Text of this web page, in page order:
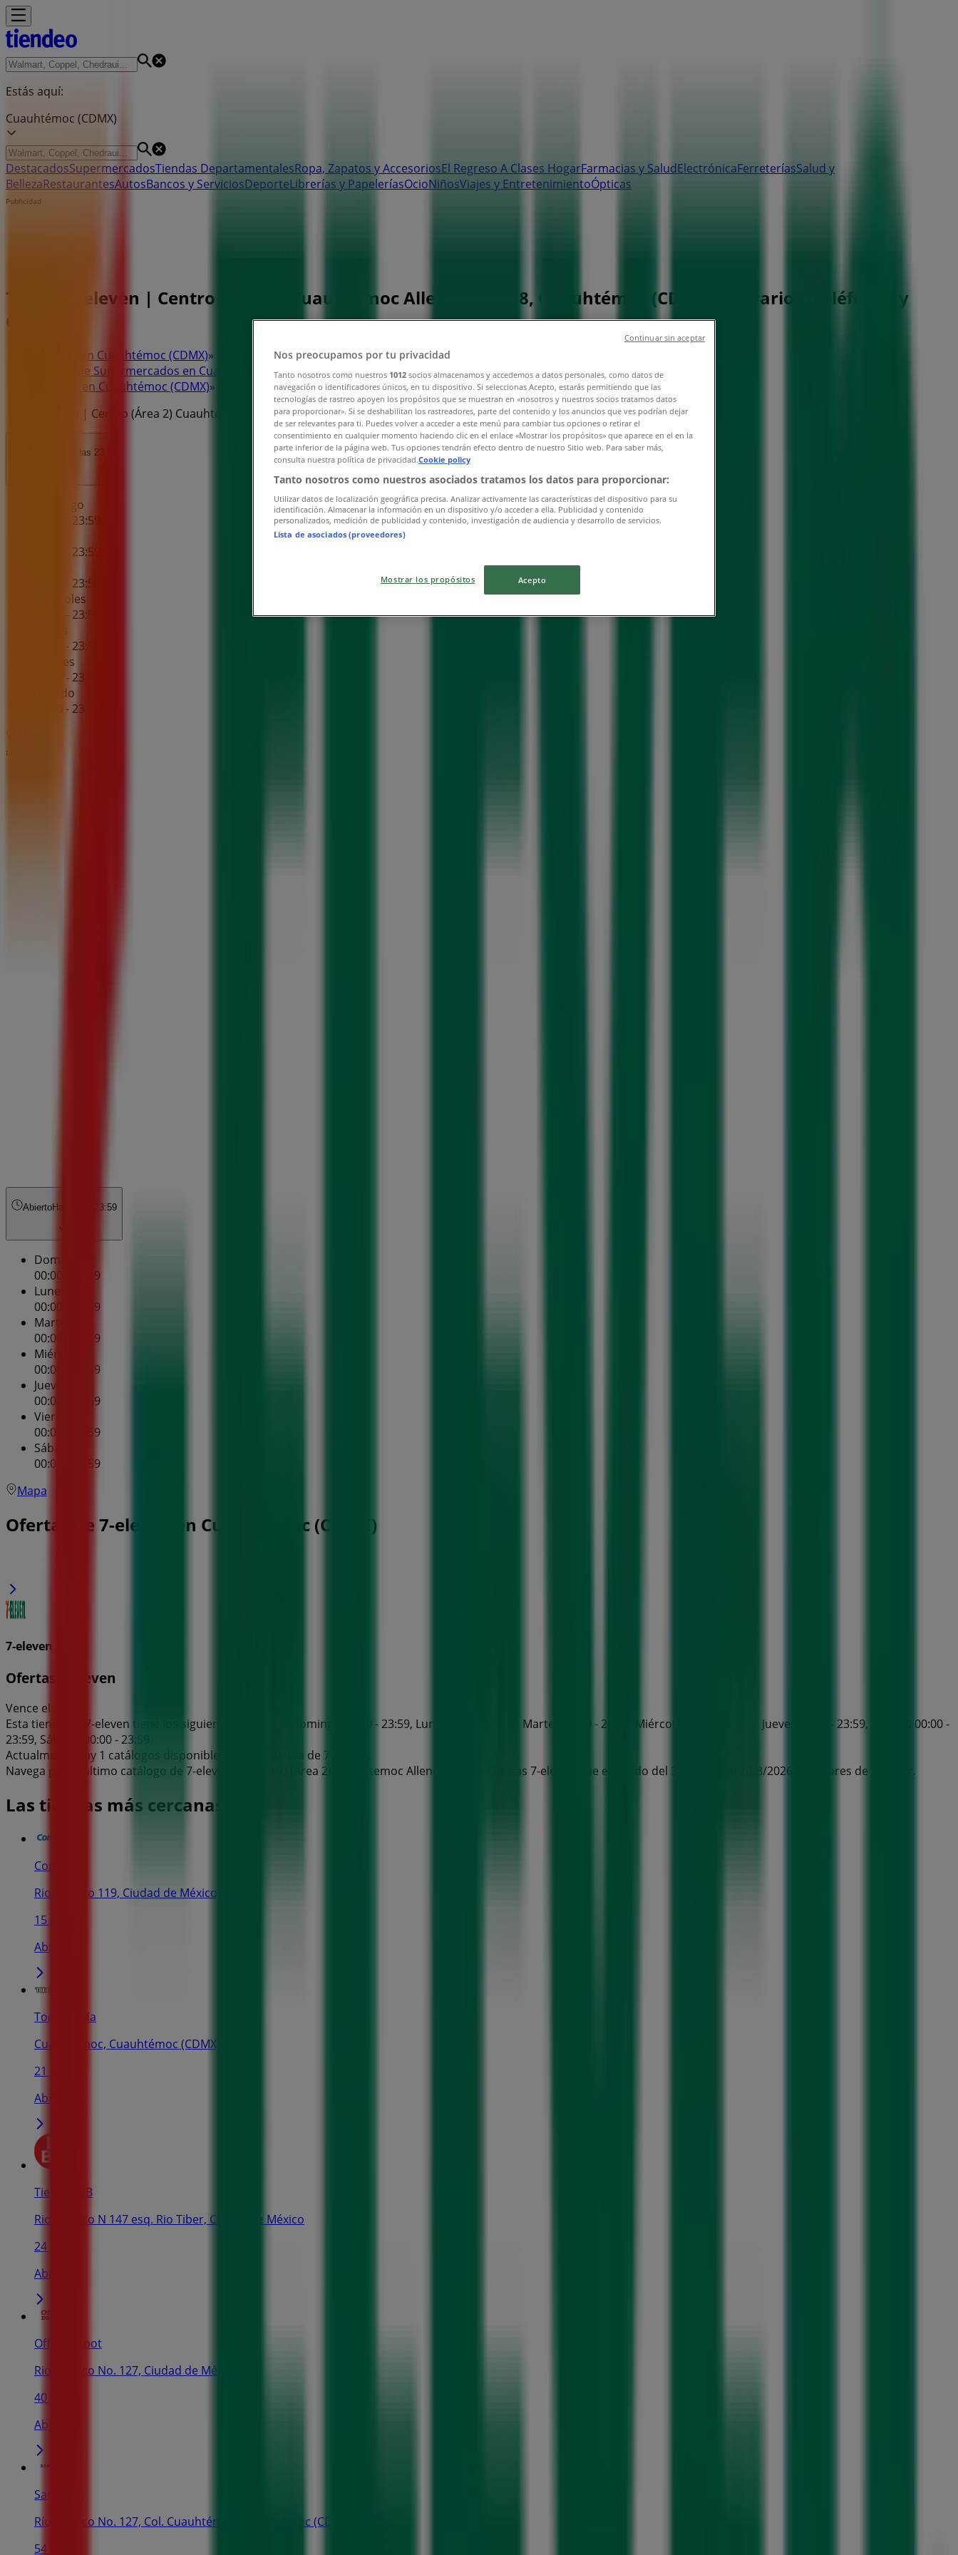
Estás aquí:
Cuauhtémoc (CDMX)
DestacadosSupermercadosTiendas DepartamentalesRopa, Zapatos y AccesoriosEl Regreso A Clases HogarFarmacias y SaludElectrónicaFerreteríasSalud y
BellezaRestaurantesAutosBancos y ServiciosDeporteLibrerías y PapeleríasOcioNiñosViajes y EntretenimientoÓpticas
Publicidad
Tienda 7-eleven | Centro (Área 2) Cuauhtemoc Allende Num 8, Cuauhtémoc (CDMX) - Horarios, Teléfonos y
Ofertas
Tiendeo en Cuauhtémoc (CDMX)»
Ofertas de Supermercados en Cuauhtémoc (CDMX)»
7-eleven en Cuauhtémoc (CDMX)»
7-eleven | Centro (Área 2) Cuauhtemoc Allende Num 8
Hasta las 23:59
Domingo
00:00 - 23:59
00:00 - 23:59
00:00 - 23:59
Miércoles
00:00 - 23:59
00:00 - 23:59
Viernes
00:00 - 23:59
Sábado
00:00 - 23:59
Publicidad
AbiertoHasta las 23:59
Domingo
00:00 - 23:59
Lunes
00:00 - 23:59
Martes
00:00 - 23:59
Miércoles
00:00 - 23:59
Jueves
00:00 - 23:59
Viernes
00:00 - 23:59
Sábado
00:00 - 23:59
Mapa
Ofertas de 7-eleven en Cuauhtémoc (CDMX)
7-eleven
Ofertas 7-eleven
Vence el 26/8
Esta tienda de 7-eleven tiene los siguientes horarios: Domingo 00:00 - 23:59, Lunes 00:00 - 23:59, Martes 00:00 - 23:59, Miércoles 00:00 - 23:59, Jueves 00:00 - 23:59, Viernes 00:00 -
23:59, Sábado 00:00 - 23:59
Actualmente hay 1 catálogos disponibles en esta tienda de 7-eleven.
Navega por el último catálogo de 7-eleven en Centro (Área 2) Cuauhtemoc Allende Num 8 Ofertas 7-eleven que es válido del 31/7/2026 al 26/8/2026 y no pares de ahorrar.
Las tiendas más cercanas
Comex
Rio Panuco 119, Ciudad de México
15 m
Abierto
Todo moda
Cuauhtemoc, Cuauhtémoc (CDMX)
21 m
Abierto
Tiendas 3B
Rio Panuco N 147 esq. Rio Tiber, Ciudad de México
24 m
Abierto
Office Depot
Rio Panuco No. 127, Ciudad de México
40 m
Abierto
Samsung
Río Pánuco No. 127, Col. Cuauhtémoc, Cuauhtémoc (CDMX)
54 m
Nos preocupamos por tu privacidad
Tanto nosotros como nuestros 1012 socios almacenamos y accedemos a datos personales, como datos de
navegación o identificadores únicos, en tu dispositivo. Si seleccionas Acepto, estarás permitiendo que las
tecnologías de rastreo apoyen los propósitos que se muestran en «nosotros y nuestros socios tratamos datos
para proporcionar». Si se deshabilitan los rastreadores, parte del contenido y los anuncios que ves podrían dejar
de ser relevantes para ti. Puedes volver a acceder a este menú para cambiar tus opciones o retirar el
consentimiento en cualquier momento haciendo clic en el enlace «Mostrar los propósitos» que aparece en el en la
parte inferior de la página web. Tus opciones tendrán efecto dentro de nuestro Sitio web. Para saber más,
consulta nuestra política de privacidad.Cookie policy
Tanto nosotros como nuestros asociados tratamos los datos para proporcionar:
Utilizar datos de localización geográfica precisa. Analizar activamente las características del dispositivo para su
identificación. Almacenar la información en un dispositivo y/o acceder a ella. Publicidad y contenido
personalizados, medición de publicidad y contenido, investigación de audiencia y desarrollo de servicios.
Lista de asociados (proveedores)
Mostrar los propósitos Acepto
Continuar sin aceptar